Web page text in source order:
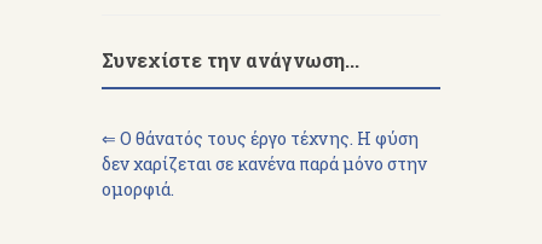
Συνεχίστε την ανάγνωση...
⇐ Ο θάνατός τους έργο τέχνης. Η φύση
δεν χαρίζεται σε κανένα παρά μόνο στην
ομορφιά.